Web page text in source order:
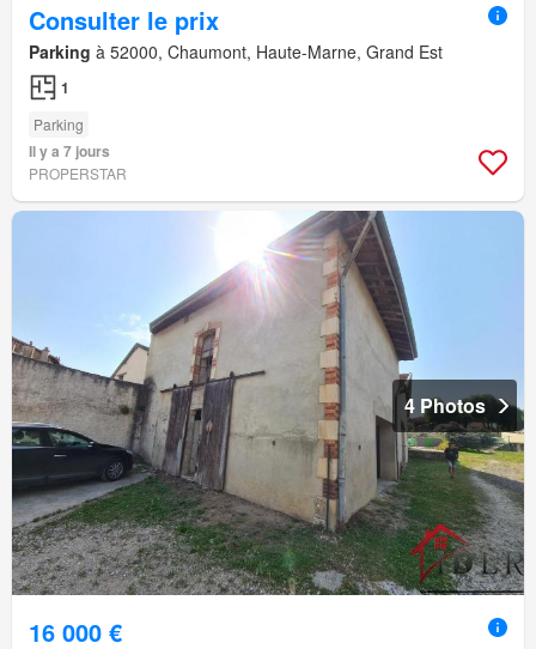
Consulter le prix
Parking à 52000, Chaumont, Haute-Marne, Grand Est
1
Parking
Il y a 7 jours
PROPERSTAR
4 Photos
16 000 €